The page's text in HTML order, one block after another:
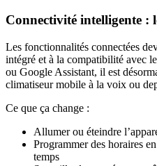
Connectivité intelligente :
Les fonctionnalités connectées
intégré et à la compatibilité avec
ou Google Assistant, il est
climatiseur mobile à la voix ou
Ce que ça change :
Allumer ou éteindre
Programmer des horaires
temps